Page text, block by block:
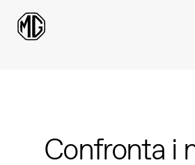
Confronta i